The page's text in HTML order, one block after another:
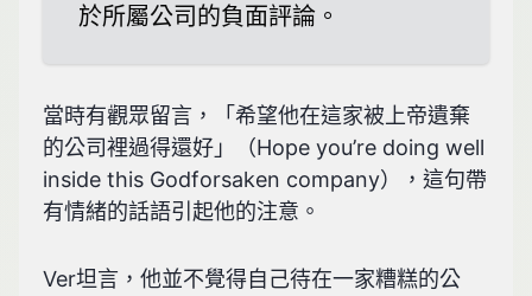
於所屬公司的負面評論。
當時有觀眾留言，「希望他在這家被上帝遺棄
的公司裡過得還好」（Hope you’re doing well
inside this Godforsaken company），這句帶
有情緒的話語引起他的注意。
Ver坦言，他並不覺得自己待在一家糟糕的公